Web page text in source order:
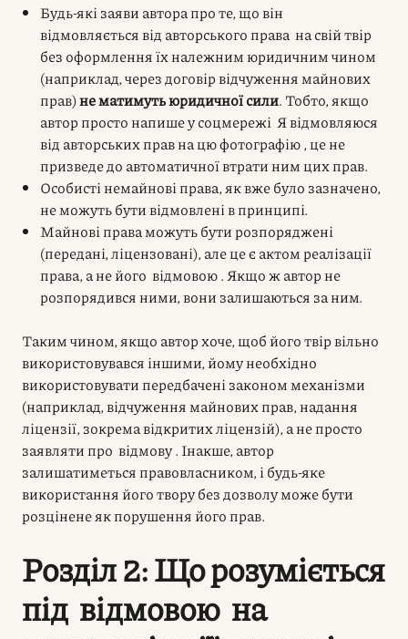
Будь-які заяви автора про те, що він
відмовляється від авторського права на свій твір
без оформлення їх належним юридичним чином
(наприклад, через договір відчуження майнових
прав)не матимуть юридичної сили. Тобто, якщо
автор просто напише у соцмережі Я відмовляюся
від авторських прав на цю фотографію , це не
призведе до автоматичної втрати ним цих прав.
Особисті немайнові права, як вже було зазначено,
не можуть бути відмовлені в принципі.
Майнові права можуть бути розпоряджені
(передані, ліцензовані), але це є актом реалізації
права, а не його відмовою . Якщо ж автор не
розпорядився ними, вони залишаються за ним.
Таким чином, якщо автор хоче, щоб його твір вільно
використовувався іншими, йому необхідно
використовувати передбачені законом механізми
(наприклад, відчуження майнових прав, надання
ліцензії, зокрема відкритих ліцензій), а не просто
заявляти про відмову . Інакше, автор
залишатиметься правовласником, і будь-яке
використання його твору без дозволу може бути
розцінене як порушення його прав.
Розділ 2: Що розуміється
під відмовою на